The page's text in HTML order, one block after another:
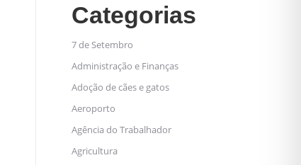
Categorias
7 de Setembro
Administração e Finanças
Adoção de cães e gatos
Aeroporto
Agência do Trabalhador
Agricultura